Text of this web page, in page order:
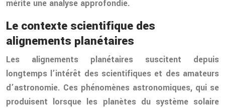
mérite une analyse approfondie.
Le contexte scientifique des
alignements planétaires
Les alignements planétaires suscitent depuis
longtemps l’intérêt des scientifiques et des amateurs
d’astronomie. Ces phénomènes astronomiques, qui se
produisent lorsque les planètes du système solaire